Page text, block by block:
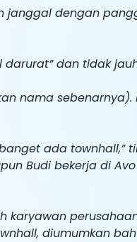
janggal dengan
dan tidak
nama
ada townhall,”
Budi bekerja di
karyawan
diumumkan